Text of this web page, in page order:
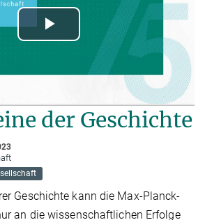
Play
Video
der Geschichte
Geschichte kann die Max-Planck-
an die wissenschaftlichen Erfolge